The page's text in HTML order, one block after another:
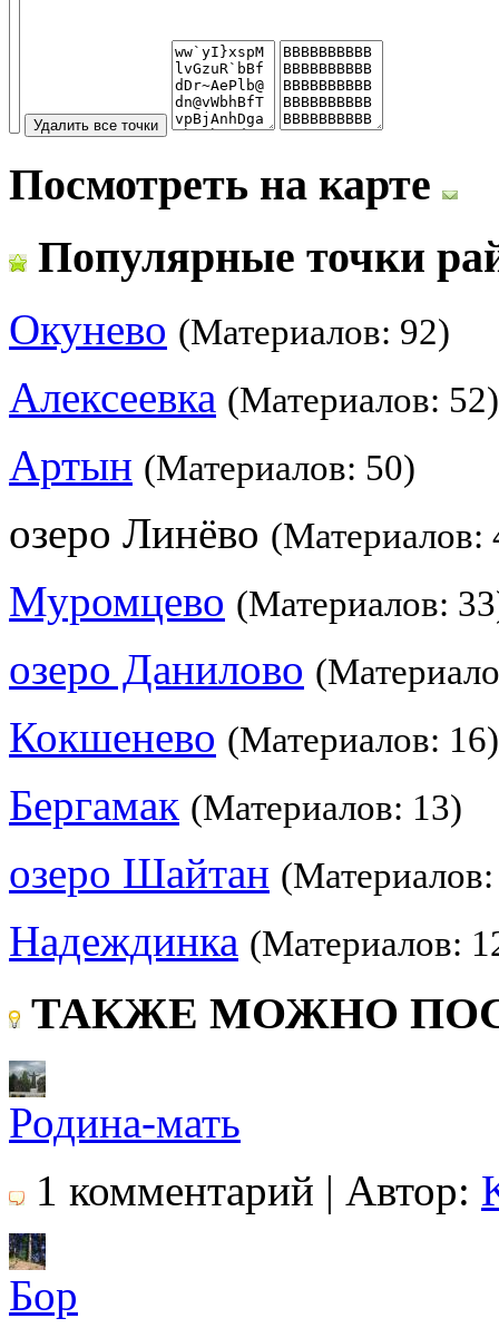
Посмотреть на карте
Популярные точки
Окунево (Материалов: 92)
Алексеевка (Материалов: 52)
Артын (Материалов: 50)
озеро Линёво (Материалов:
Муромцево (Материалов:
озеро Данилово
Кокшенево (Материалов: 16)
Бергамак (Материалов: 13)
озеро Шайтан
Надеждинка (Материалов:
ТАКЖЕ МОЖНО
Родина-мать
1 комментарий | Автор:
Бор